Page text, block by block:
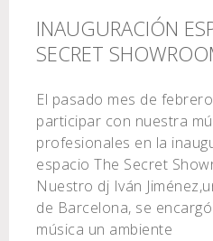
INAUGURACIÓN
SECRET
El pasado mes de
participar con nuestra
profesionales en la
espacio The Secret
Nuestro dj Iván
de Barcelona, se
música un ambiente